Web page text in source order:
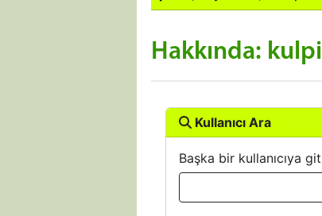
Hakkında: kulpi
Kullanıcı Ara
Başka bir kullanıcıya git